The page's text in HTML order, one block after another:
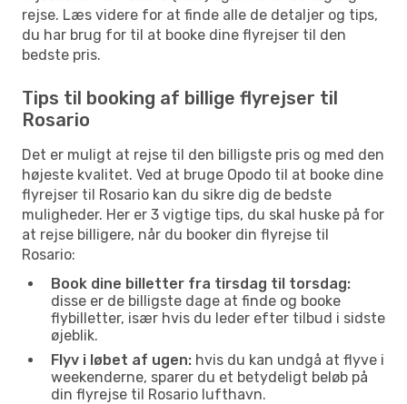
rejse. Læs videre for at finde alle de detaljer og tips,
du har brug for til at booke dine flyrejser til den
bedste pris.
Tips til booking af billige flyrejser til
Rosario
Det er muligt at rejse til den billigste pris og med den
højeste kvalitet. Ved at bruge Opodo til at booke dine
flyrejser til Rosario kan du sikre dig de bedste
muligheder. Her er 3 vigtige tips, du skal huske på for
at rejse billigere, når du booker din flyrejse til
Rosario:
Book dine billetter fra tirsdag til torsdag:
disse er de billigste dage at finde og booke
flybilletter, især hvis du leder efter tilbud i sidste
øjeblik.
Flyv i løbet af ugen: hvis du kan undgå at flyve i
weekenderne, sparer du et betydeligt beløb på
din flyrejse til Rosario lufthavn.